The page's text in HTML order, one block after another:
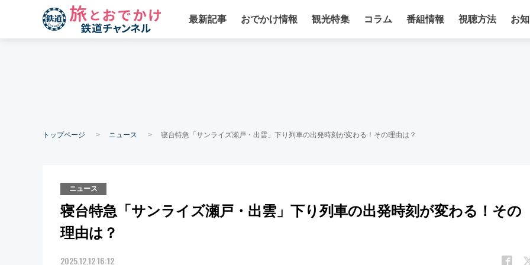
最新記事 おでかけ情報 観光特集 コラム 番組情報 視聴方法 お
トップページ ニュース 寝台特急「サンライズ瀬戸・出雲」下り列車の出発時刻が変わる！その理由は？
ニュース
寝台特急「サンライズ瀬戸・出雲」下り列車の出発時刻が変わる！その
理由は？
2025.12.12 16:12